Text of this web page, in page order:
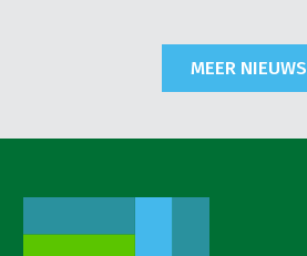
MEER NIEUWS